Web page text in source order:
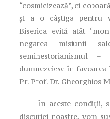
“cosmicizează”, ci
şi a o câştiga pentru
Biserica evită atât
negarea misiunii
seminestorianismul –
dumnezeiesc în favoarea
Pr. Prof. Dr. Gheorghios
În aceste condiţii,
discuţiei noastre, vom